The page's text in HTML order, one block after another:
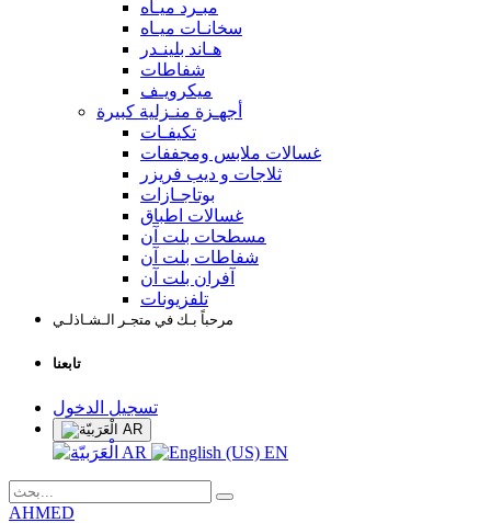
مبـرد ميـاه
سخانـات ميـاه
هـاند بلينـدر
شفاطات
ميكرويـف
أجهـزة منـزلية كبيرة
تكيفـات
غسالات ملابس ومجففات
ثلاجات و ديب فريزر
بوتاجـازات
غسالات اطباق
مسطحات بلت آن
شفاطات بلت آن
آفران بلت آن
تلفزيونات
مرحباً بـك في متجـر الـشـاذلـي
تابعنا
تسجيل الدخول
AR
AR EN
AHMED